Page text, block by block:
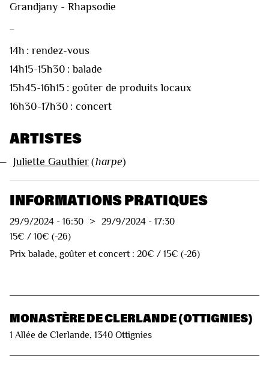
Grandjany - Rhapsodie
14h : rendez-vous
14h15-15h30 : balade
15h45-16h15 : goûter de produits locaux
16h30-17h30 : concert
ARTISTES
Juliette Gauthier (harpe)
INFORMATIONS PRATIQUES
29/9/2024 - 16:30 > 29/9/2024 - 17:30
15€ / 10€ (-26)
Prix balade, goûter et concert : 20€ / 15€ (-26)
MONASTÈRE DE CLERLANDE (OTTIGNIES)
1 Allée de Clerlande, 1340 Ottignies